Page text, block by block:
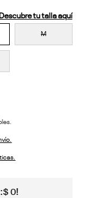
Descubre tu talla aquí
M
$ 0!